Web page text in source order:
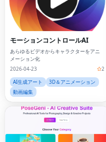
モーションコントロールAI
あらゆるビデオからキャラクターをアニ
メーション化
2026-04-23
2
AI生成アート
3D＆アニメーション
動画編集